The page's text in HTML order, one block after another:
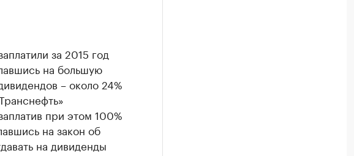
за 2015 год
на большую
– около 24%
при этом 100%
на закон об
на дивиденды